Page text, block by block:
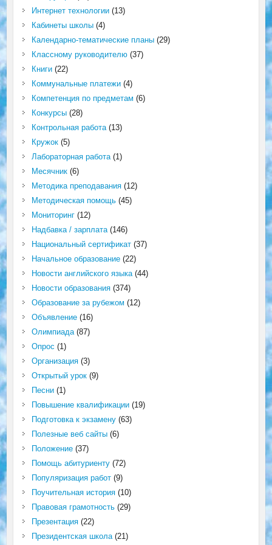
Интернет технологии(13)
Кабинеты школы(4)
Календарно-тематические планы(29)
Классному руководителю(37)
Книги(22)
Коммунальные платежи(4)
Компетенция по предметам (6)
Конкурсы(28)
Контрольная работа(13)
Кружок(5)
Лабораторная работа(1)
Месячник(6)
Методика преподавания(12)
Методическая помощь(45)
Мониторинг(12)
Надбавка / зарплата(146)
Национальный сертификат(37)
Начальное образование(22)
Новости английского языка(44)
Новости образования(374)
Образование за рубежом (12)
Объявление(16)
Олимпиада(87)
Опрос (1)
Организация(3)
Открытый урок(9)
Песни(1)
Повышение квалификации(19)
Подготовка к экзамену(63)
Полезные веб сайты(6)
Положение(37)
Помощь абитуриенту(72)
Популяризация работ(9)
Поучительная история(10)
Правовая грамотность(29)
Презентация(22)
Президентская школа(21)